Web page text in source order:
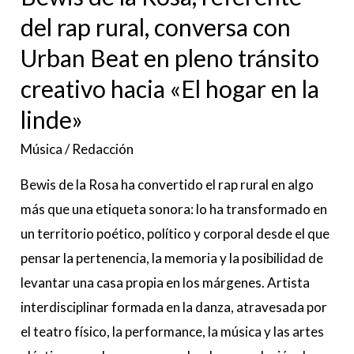
del rap rural, conversa con
Urban Beat en pleno tránsito
creativo hacia «El hogar en la
linde»
Música/Redacción
Bewis de la Rosa ha convertido el rap rural en algo
más que una etiqueta sonora: lo ha transformado en
un territorio poético, político y corporal desde el que
pensar la pertenencia, la memoria y la posibilidad de
levantar una casa propia en los márgenes. Artista
interdisciplinar formada en la danza, atravesada por
el teatro físico, la performance, la música y las artes
Urban
Beat
en
pleno
tránsito
creativo
hacia
«El
hogar
en
la
linde»